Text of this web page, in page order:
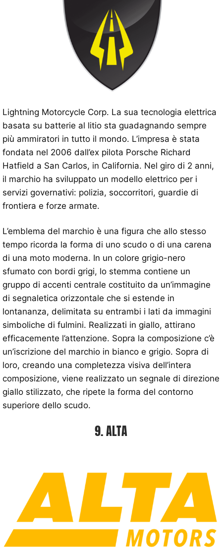
Lightning Motorcycle Corp. La sua tecnologia elettrica
basata su batterie al litio sta guadagnando sempre
più ammiratori in tutto il mondo. L’impresa è stata
fondata nel 2006 dall’ex pilota Porsche Richard
Hatfield a San Carlos, in California. Nel giro di 2 anni,
il marchio ha sviluppato un modello elettrico per i
servizi governativi: polizia, soccorritori, guardie di
frontiera e forze armate.
L’emblema del marchio è una figura che allo stesso
tempo ricorda la forma di uno scudo o di una carena
di una moto moderna. In un colore grigio-nero
sfumato con bordi grigi, lo stemma contiene un
gruppo di accenti centrale costituito da un’immagine
di segnaletica orizzontale che si estende in
lontananza, delimitata su entrambi i lati da immagini
simboliche di fulmini. Realizzati in giallo, attirano
efficacemente l’attenzione. Sopra la composizione c’è
un’iscrizione del marchio in bianco e grigio. Sopra di
loro, creando una completezza visiva dell’intera
composizione, viene realizzato un segnale di direzione
giallo stilizzato, che ripete la forma del contorno
superiore dello scudo.
9. ALTA